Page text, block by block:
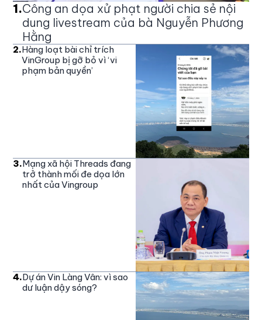
1.Công an dọa xử phạt người chia sẻ nội
dung livestream của bà Nguyễn Phương
Hằng
2.Hàng loạt bài chỉ trích
VinGroup bị gỡ bỏ vì ‘vi
phạm bản quyền’
3.Mạng xã hội Threads đang
trở thành mối đe dọa lớn
nhất của Vingroup
4.Dự án Vin Làng Vân: vì sao
dư luận dậy sóng?